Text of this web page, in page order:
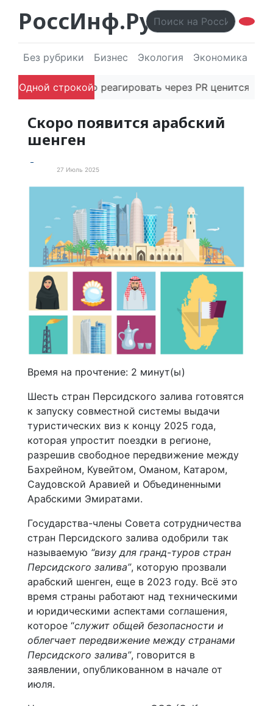
РоссИнф.Ру
Без рубрики Бизнес Экология Экономика
Одной строкой
быстро реагировать через PR ценится в
Скоро появится арабский
шенген
27 Июль 2025
Время на прочтение: 2 минут(ы)
Шесть стран Персидского залива готовятся
к запуску совместной системы выдачи
туристических виз к концу 2025 года,
которая упростит поездки в регионе,
разрешив свободное передвижение между
Бахрейном, Кувейтом, Оманом, Катаром,
Саудовской Аравией и Объединенными
Арабскими Эмиратами.
Государства-члены Совета сотрудничества
стран Персидского залива одобрили так
называемую “визу для гранд-туров стран
Персидского залива”, которую прозвали
арабский шенген, еще в 2023 году. Всё это
время страны работают над техническими
и юридическими аспектами соглашения,
которое “служит общей безопасности и
облегчает передвижение между странами
Персидского залива”, говорится в
заявлении, опубликованном в начале от
июля.